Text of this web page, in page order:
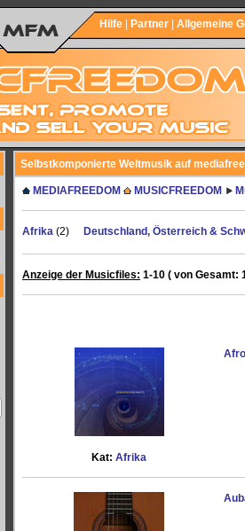
Hilfe Partner Allgemeine
Selbstkomponierte Weltmusik auf
MEDIAFREEDOM MUSICFREEDOM
Afrika (2) Deutschland, Österreich &
Anzeige der Musicfiles: 1-10 ( von Gesamt:
Kat: Afrika